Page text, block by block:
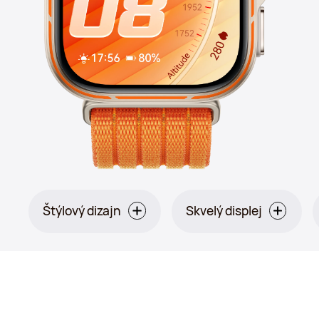
Štýlový dizajn
Oranžová:
Skvelý displej